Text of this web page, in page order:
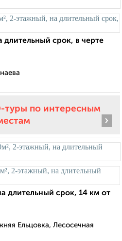
срок, в черте
туры по интересным
›
длительный срок, 14 км от
Ельцовка, Лесосечная